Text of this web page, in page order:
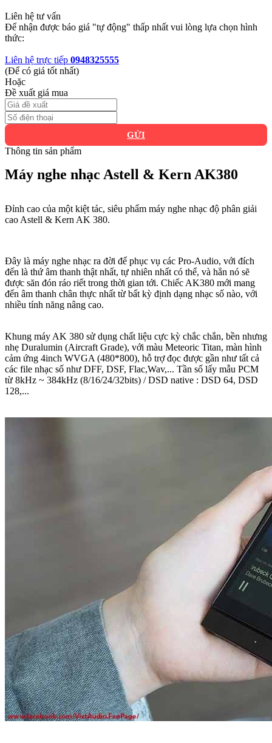
Liên hệ tư vấn
Để nhận được báo giá "tự động" thấp nhất vui lòng lựa chọn hình
thức:
Liên hệ trực tiếp 0948325555
(Để có giá tốt nhất)
Hoặc
Đề xuất giá mua
GỬI
Thông tin sản phẩm
Máy nghe nhạc Astell & Kern AK380
Đỉnh cao của một kiệt tác, siêu phẩm máy nghe nhạc độ phân giải
cao Astell & Kern AK 380.
Đây là máy nghe nhạc ra đời để phục vụ các Pro-Audio, với đích
đến là thứ âm thanh thật nhất, tự nhiên nhất có thể, và hẳn nó sẽ
được săn đón ráo riết trong thời gian tới. Chiếc AK380 mới mang
đến âm thanh chân thực nhất từ bất kỳ định dạng nhạc số nào, với
nhiều tính năng nâng cao.
Khung máy AK 380 sử dụng chất liệu cực kỳ chắc chắn, bền nhưng
nhẹ Duralumin (Aircraft Grade), với màu Meteoric Titan, màn hình
cảm ứng 4inch WVGA (480*800), hỗ trợ đọc được gần như tất cả
các file nhạc số như DFF, DSF, Flac,Wav,... Tần số lấy mẫu PCM
từ 8kHz ~ 384kHz (8/16/24/32bits) / DSD native : DSD 64, DSD
128,...